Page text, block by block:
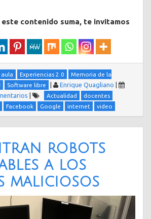
este contenido suma, te invitamos
aula Experiencias 2.0
Memoria de la
Software libre Enrique Quagliano
Actualidad
docentes
Facebook Google internet video
robots
a los
maliciosos